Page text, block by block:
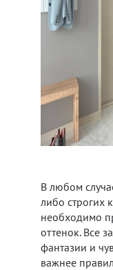
В любом
либо строгих
необходимо
оттенок. Все
фантазии и
важнее